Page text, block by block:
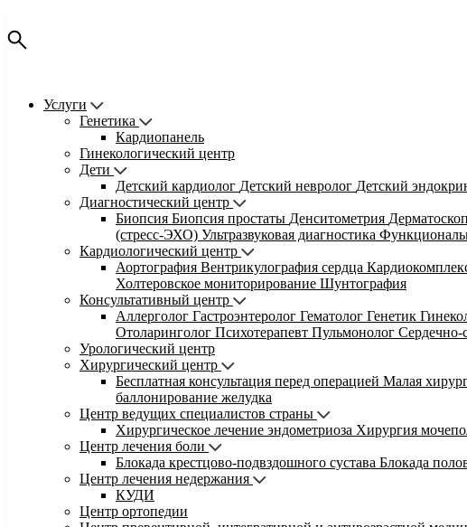
Услуги
Генетика
Кардиопанель
Гинекологический центр
Дети
Детский кардиолог Детский невролог Детский
Диагностический центр
Биопсия Биопсия простаты Денситометрия
(стресс-ЭХО) Ультразвуковая диагностика
Кардиологический центр
Аортография Вентрикулография сердца
Холтеровское мониторирование Шунтография
Консультативный центр
Аллерголог Гастроэнтеролог Гематолог Генетик
Отоларинголог Психотерапевт Пульмонолог Сердечно-
Урологический центр
Хирургический центр
Бесплатная консультация перед операцией Малая
баллонирование желудка
Центр ведущих специалистов страны
Хирургическое лечение эндометриоза Хирургия
Центр лечения боли
Блокада крестцово-подвздошного сустава Блокада
Центр лечения недержания
КУДИ
Центр ортопедии